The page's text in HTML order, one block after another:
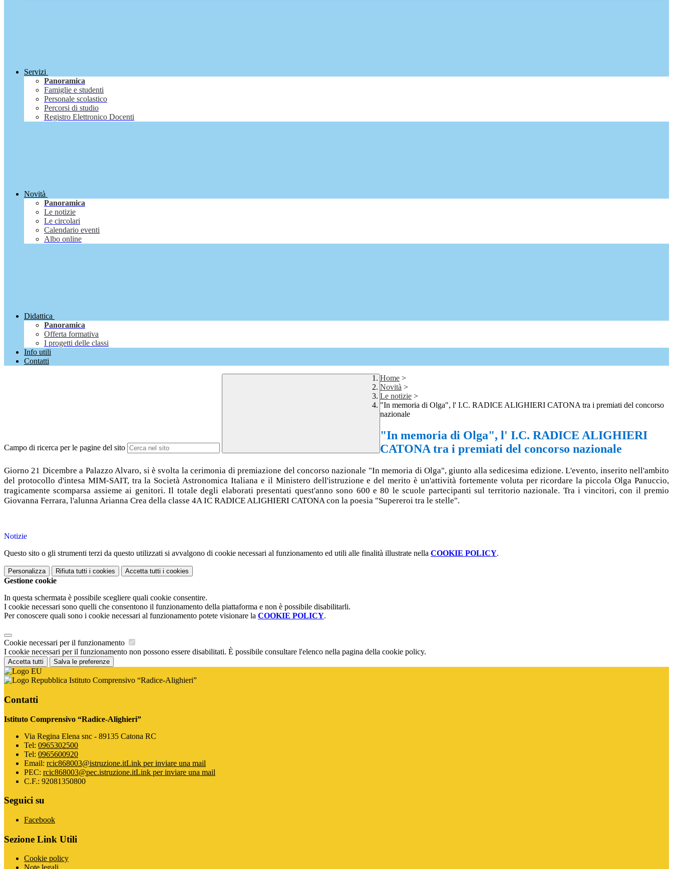
Servizi
Panoramica
Famiglie e studenti
Personale scolastico
Percorsi di studio
Registro Elettronico Docenti
Novità
Panoramica
Le notizie
Le circolari
Calendario eventi
Albo online
Didattica
Panoramica
Offerta formativa
I progetti delle classi
Info utili
Contatti
Campo di ricerca per le pagine del sito
Home >
Novità >
Le notizie >
"In memoria di Olga", l' I.C. RADICE ALIGHIERI CATONA tra i premiati del concorso
nazionale
"In memoria di Olga", l' I.C. RADICE ALIGHIERI
CATONA tra i premiati del concorso nazionale
Giorno 21 Dicembre a Palazzo Alvaro, si è svolta la cerimonia di premiazione del concorso nazionale "In memoria di Olga", giunto alla sedicesima edizione. L'evento, inserito nell'ambito
del protocollo d'intesa MIM-SAIT, tra la Società Astronomica Italiana e il Ministero dell'istruzione e del merito è un'attività fortemente voluta per ricordare la piccola Olga Panuccio,
tragicamente scomparsa assieme ai genitori. Il totale degli elaborati presentati quest'anno sono 600 e 80 le scuole partecipanti sul territorio nazionale. Tra i vincitori, con il premio
Giovanna Ferrara, l'alunna Arianna Crea della classe 4A IC RADICE ALIGHIERI CATONA con la poesia "Supereroi tra le stelle".
Notizie
Questo sito o gli strumenti terzi da questo utilizzati si avvalgono di cookie necessari al funzionamento ed utili alle finalità illustrate nella COOKIE POLICY.
Personalizza Rifiuta tutti i cookies Accetta tutti i cookies
Gestione cookie
In questa schermata è possibile scegliere quali cookie consentire.
I cookie necessari sono quelli che consentono il funzionamento della piattaforma e non è possibile disabilitarli.
Per conoscere quali sono i cookie necessari al funzionamento potete visionare la COOKIE POLICY.
Cookie necessari per il funzionamento
I cookie necessari per il funzionamento non possono essere disabilitati. È possibile consultare l'elenco nella pagina della cookie policy.
Accetta tutti Salva le preferenze
Istituto Comprensivo “Radice-Alighieri”
Contatti
Istituto Comprensivo “Radice-Alighieri”
Via Regina Elena snc - 89135 Catona RC
Tel: 0965302500
Tel: 0965600920
Email: rcic868003@istruzione.itLink per inviare una mail
PEC: rcic868003@pec.istruzione.itLink per inviare una mail
C.F.: 92081350800
Seguici su
Facebook
Sezione Link Utili
Cookie policy